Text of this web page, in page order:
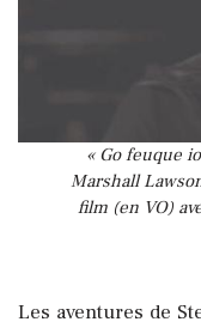
« Go feuque
Marshall
film (en VO)
Les aventures de